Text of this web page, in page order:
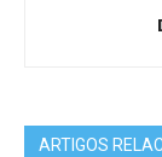
ARTIGOS